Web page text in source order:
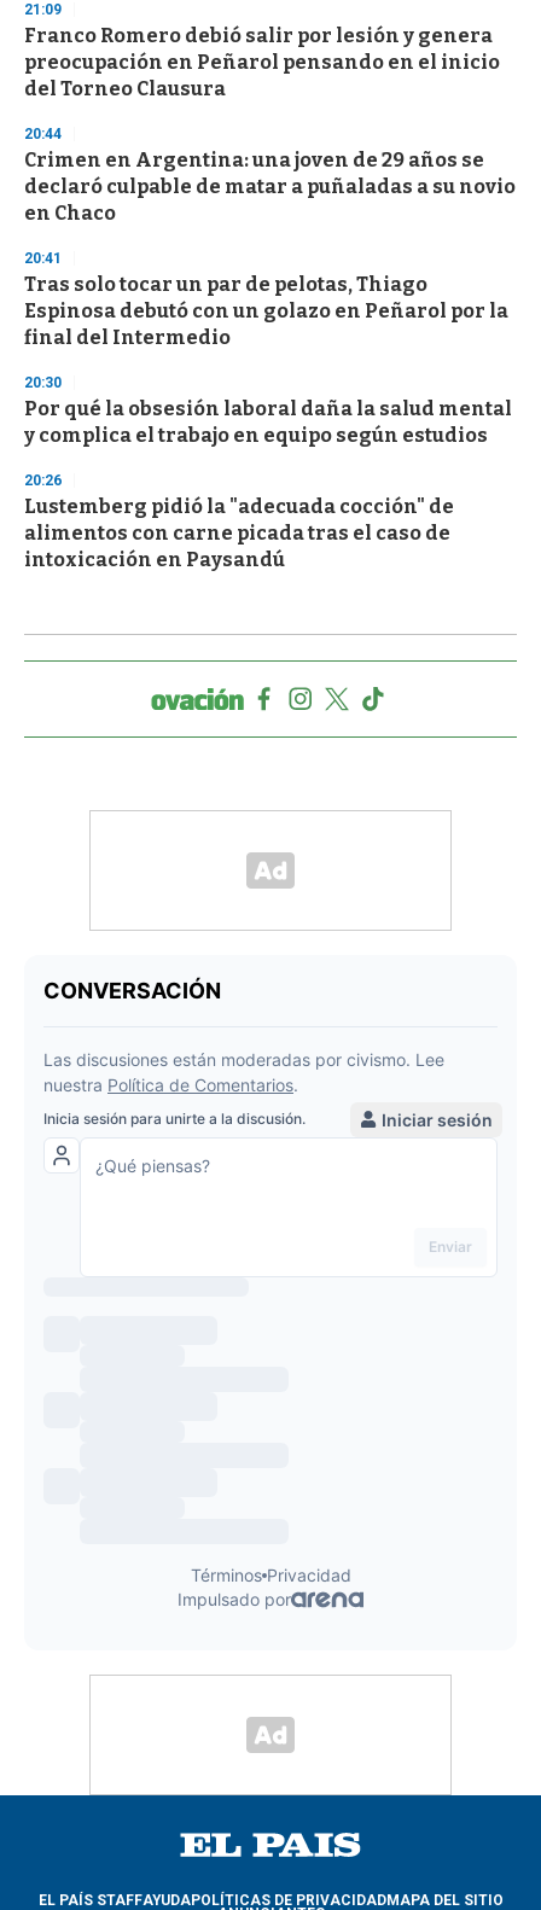
21:09
Franco Romero debió salir por lesión y genera
preocupación en Peñarol pensando en el inicio
del Torneo Clausura
20:44
Crimen en Argentina: una joven de 29 años se
declaró culpable de matar a puñaladas a su novio
en Chaco
20:41
Tras solo tocar un par de pelotas, Thiago
Espinosa debutó con un golazo en Peñarol por la
final del Intermedio
20:30
Por qué la obsesión laboral daña la salud mental
y complica el trabajo en equipo según estudios
20:26
Lustemberg pidió la "adecuada cocción" de
alimentos con carne picada tras el caso de
intoxicación en Paysandú
EL PAÍS STAFFAYUDAPOLÍTICAS DE PRIVACIDADMAPA DEL SITIO